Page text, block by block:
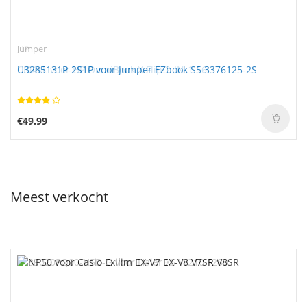
Jumper
U3285131P-2S1P voor Jumper EZbook S5 3376125-2S
€49.99
Meest verkocht